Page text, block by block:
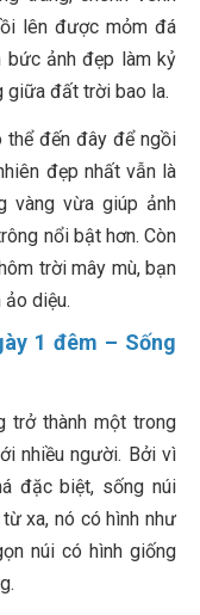
lên được mỏm đá
bức ảnh đẹp làm kỷ
giữa đất trời bao la.
thể đến đây để ngồi
đẹp nhất vẫn là
vàng vừa giúp ảnh
nổi bật hơn. Còn
trời mây mù, bạn
ảo diệu.
1 đêm – Sống
trở thành một trong
nhiều người. Bởi vì
đặc biệt, sống núi
xa, nó có hình như
núi có hình giống